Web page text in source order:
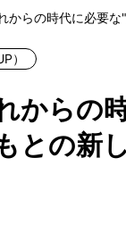
からの時代に必要な
からの
との新
）